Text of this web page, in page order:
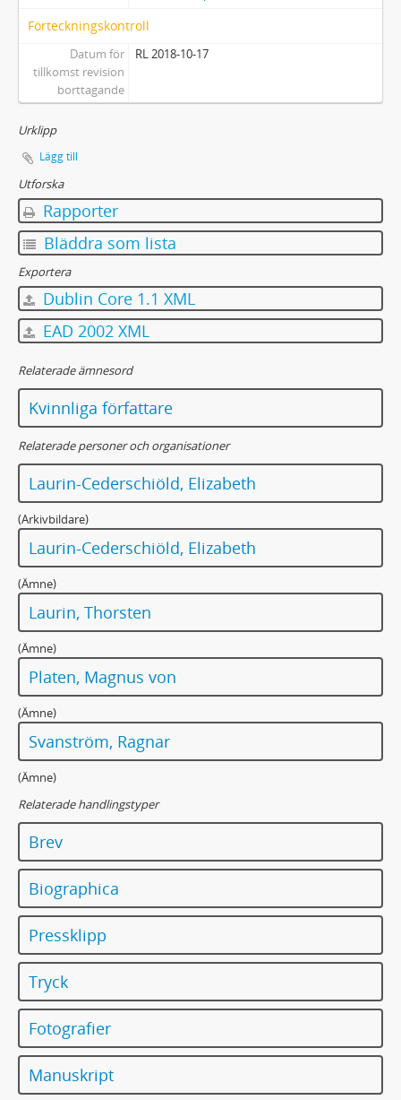
Förteckningskontroll
Datum för
tillkomst revision
borttagande
RL 2018-10-17
Urklipp
Lägg till
Utforska
Rapporter
Bläddra som lista
Exportera
Dublin Core 1.1 XML
EAD 2002 XML
Relaterade ämnesord
Kvinnliga författare
Relaterade personer och organisationer
Laurin-Cederschiöld, Elizabeth
(Arkivbildare)
Laurin-Cederschiöld, Elizabeth
(Ämne)
Laurin, Thorsten
(Ämne)
Platen, Magnus von
(Ämne)
Svanström, Ragnar
(Ämne)
Relaterade handlingstyper
Brev
Biographica
Pressklipp
Tryck
Fotografier
Manuskript